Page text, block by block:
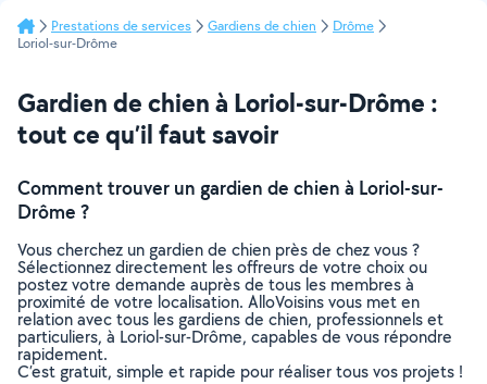
Prestations de services Gardiens de chien
Drôme
Loriol-sur-Drôme
Gardien de chien à Loriol-sur-Drôme :
tout ce qu’il faut savoir
Comment trouver un gardien de chien à Loriol-sur-
Drôme ?
Vous cherchez un gardien de chien près de chez vous ?
Sélectionnez directement les offreurs de votre choix ou
postez votre demande auprès de tous les membres à
proximité de votre localisation. AlloVoisins vous met en
relation avec tous les gardiens de chien, professionnels et
particuliers, à Loriol-sur-Drôme, capables de vous répondre
rapidement.
C’est gratuit, simple et rapide pour réaliser tous vos projets !